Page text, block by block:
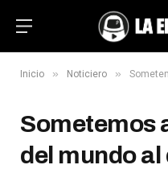
Inicio » Noticiero » Sometemos a
Sometemos
del mundo al